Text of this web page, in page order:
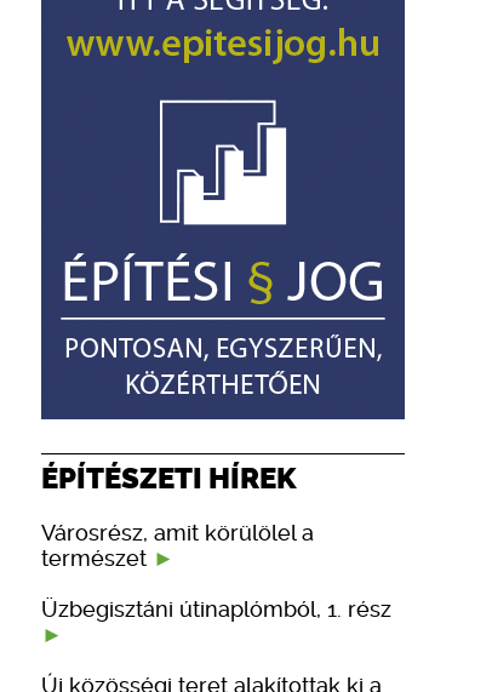
ÉPÍTÉSZETI HÍREK
Városrész, amit körülölel a
természet
Üzbegisztáni útinaplómból, 1. rész
Új közösségi teret alakítottak ki a